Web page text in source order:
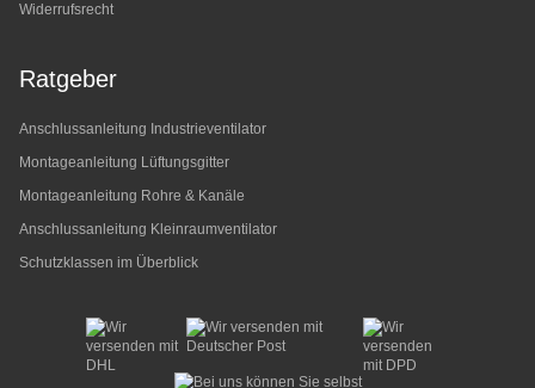
Widerrufsrecht
Ratgeber
Anschlussanleitung Industrieventilator
Montageanleitung Lüftungsgitter
Montageanleitung Rohre & Kanäle
Anschlussanleitung Kleinraumventilator
Schutzklassen im Überblick